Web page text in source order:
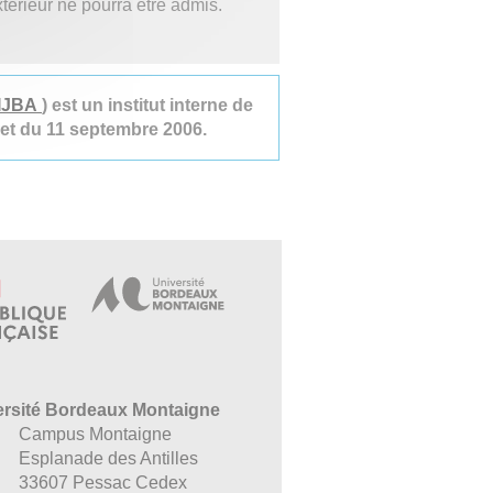
ne pourra être admis.
IJBA ) est un institut interne de
du 11 septembre 2006.
Bordeaux Montaigne
Campus Montaigne
Esplanade des Antilles
33607 Pessac Cedex